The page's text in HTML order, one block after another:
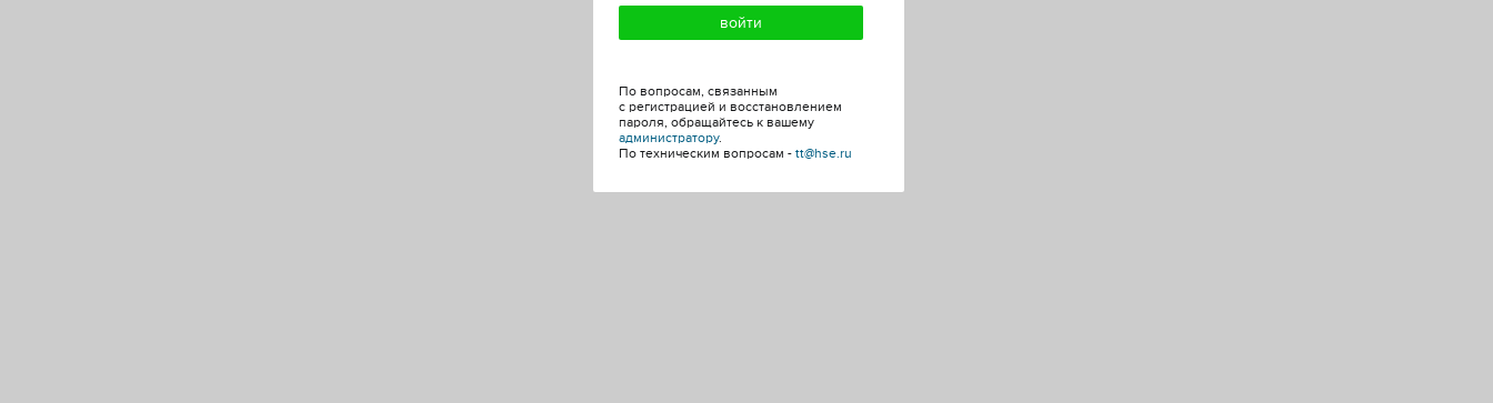
По вопросам, связанным
с регистрацией и восстановлением
пароля, обращайтесь к вашему
администратору.
По техническим вопросам - tt@hse.ru